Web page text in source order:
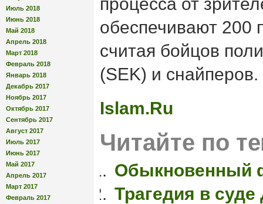
Июль 2018
Июнь 2018
Май 2018
Апрель 2018
Март 2018
Февраль 2018
Январь 2018
Декабрь 2017
Ноябрь 2017
Октябрь 2017
Сентябрь 2017
Август 2017
Июль 2017
Июнь 2017
Май 2017
Апрель 2017
Март 2017
Февраль 2017
обеспечивают 200
считая бойцов
(SEK) и снайперов.
Islam.Ru
Читайте по
Обыкновенный
Трагедия в